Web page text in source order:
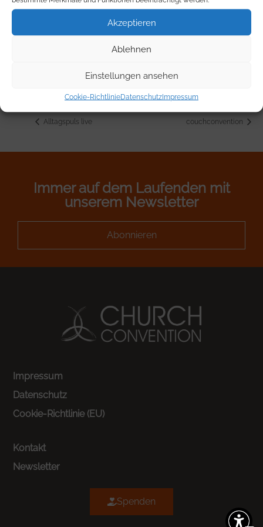
Akzeptieren
Ablehnen
Einstellungen ansehen
Cookie-RichtlinieDatenschutzImpressum
16. Januar 2025
VERANSTALTUNGSORT
Alltagspuls live couchconvention
Immer auf dem Laufenden mit
unserem Newsletter
Abonnieren
Impressum
Datenschutz
Cookie-Richtlinie (EU)
Kontakt
Newsletter
Spenden